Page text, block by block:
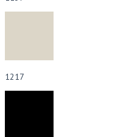
1217